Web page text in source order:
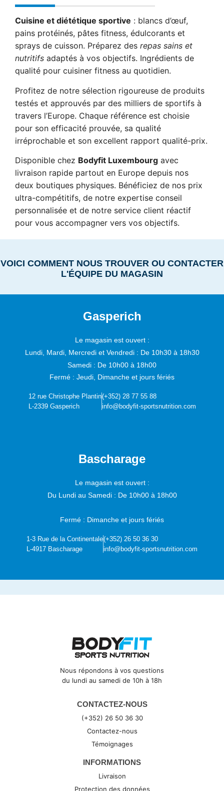
Cuisine et diététique sportive : blancs d’œuf,
pains protéinés, pâtes fitness, édulcorants et
sprays de cuisson. Préparez des repas sains et
nutritifs adaptés à vos objectifs. Ingrédients de
qualité pour cuisiner fitness au quotidien.
Profitez de notre sélection rigoureuse de produits
testés et approuvés par des milliers de sportifs à
travers l’Europe. Chaque référence est choisie
pour son efficacité prouvée, sa qualité
irréprochable et son excellent rapport qualité-prix.
Disponible chez Bodyfit Luxembourg avec
livraison rapide partout en Europe depuis nos
deux boutiques physiques. Bénéficiez de nos prix
ultra-compétitifs, de notre expertise conseil
personnalisée et de notre service client réactif
pour vous accompagner vers vos objectifs.
VOICI COMMENT NOUS TROUVER OU CONTACTER
L'ÉQUIPE DU MAGASIN
Gasperich
Le magasin est ouvert :
Lundi, Mardi, Mercredi et Vendredi : De 10h30 à 18h30
Samedi : De 10h00 à 18h00
Fermé : Jeudi, Dimanche et jours fériés
12 rue Christophe Plantin
L-2339 Gasperich
(+352) 28 77 55 88
info@bodyfit-sportsnutrition.com
Bascharage
Le magasin est ouvert :
Du Lundi au Samedi : De 10h00 à 18h00
Fermé : Dimanche et jours fériés
1-3 Rue de la Continentale
L-4917 Bascharage
(+352) 26 50 36 30
info@bodyfit-sportsnutrition.com
Nous répondons à vos questions
du lundi au samedi de 10h à 18h
CONTACTEZ-NOUS
(+352) 26 50 36 30
Contactez-nous
Témoignages
INFORMATIONS
Livraison
Protection des données